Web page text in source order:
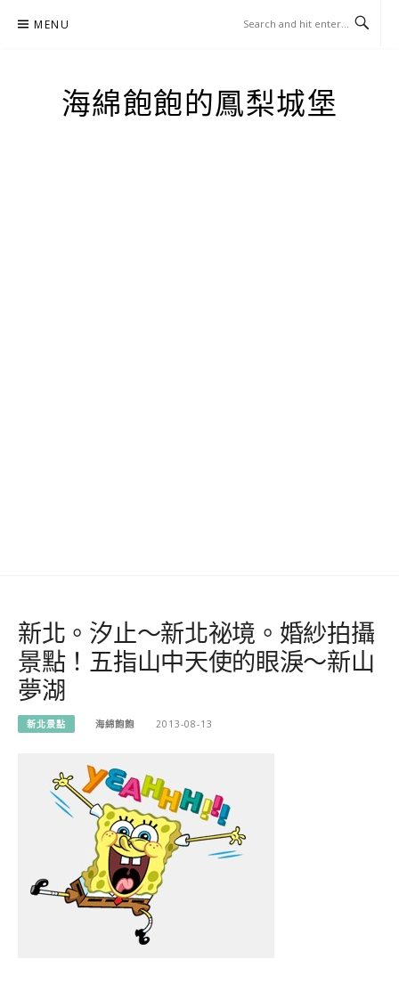
MENU
海綿飽飽的鳳梨城堡
新北。汐止～新北祕境。婚紗拍攝
景點！五指山中天使的眼淚～新山
夢湖
新北景點 海綿飽飽 2013-08-13